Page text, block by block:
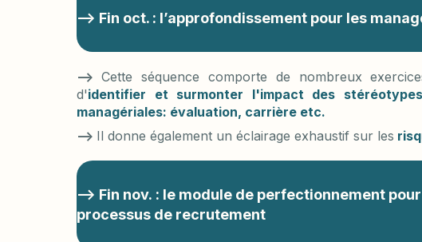
--> Fin oct. : l’approfondissement pour les
—>Cette séquence comporte de nombreux
d'identifier et surmonter l'impact des
managériales: évaluation, carrière etc.
—> Il donne également un éclairage exhaustif sur les
- -> Fin nov. : le module de perfectionnement
processus de recrutement